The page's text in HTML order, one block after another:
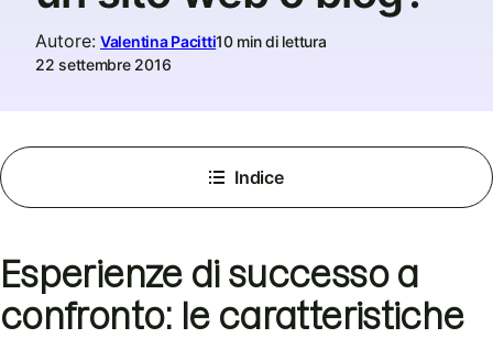
Autore: Valentina Pacitti10 min di lettura
22 settembre 2016
Indice
Esperienze di successo a
confronto: le caratteristiche